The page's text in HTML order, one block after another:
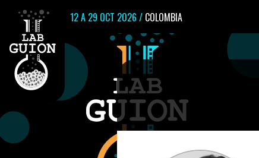
12 A 29 OCT 2026 / COLOMBIA